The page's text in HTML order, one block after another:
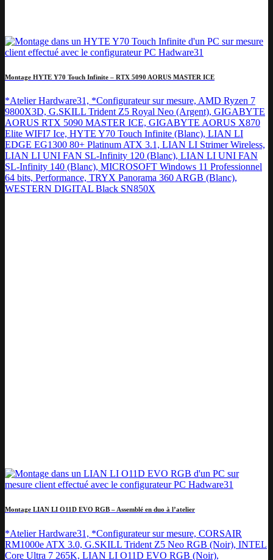
Montage HYTE Y70 Touch Infinite – RTX 5090 AORUS MASTER ICE
*Atelier Hardware31, *Configurateur sur mesure, AMD Ryzen 7
9800X3D, G.SKILL Trident Z5 Royal Neo (Argent), GIGABYTE
AORUS RTX 5090 MASTER ICE, GIGABYTE AORUS X870
Elite WIFI7 Ice, HYTE Y70 Touch Infinite (Blanc), LIAN LI
EDGE EG1300 80+ Platinum ATX 3.1, LIAN LI Strimer Wireless,
LIAN LI UNI FAN SL-Infinity 120 (Blanc), LIAN LI UNI FAN
SL-Infinity 140 (Blanc), MICROSOFT Windows 11 Professionnel
64 bits, Performance, TRYX Panorama 360 ARGB (Blanc),
WESTERN DIGITAL Black SN850X
Montage LIAN LI O11D EVO RGB – Assemblé en duo à l’atelier
*Atelier Hardware31, *Configurateur sur mesure, CORSAIR
RM1000e ATX 3.0, G.SKILL Trident Z5 Neo RGB (Noir), INTEL
Core Ultra 7 265K, LIAN LI O11D EVO RGB (Noir),